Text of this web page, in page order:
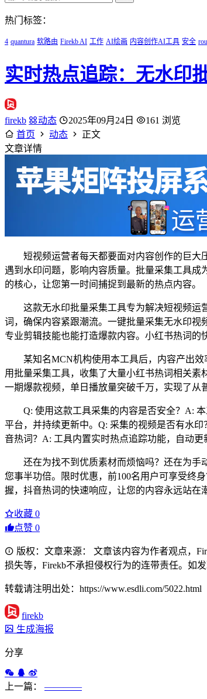
热门标签：
4 quantura 软路由 Firekb AI 工作 AI绘画 内容创作AI工具 安全
实时热点追踪：无水印
firekb 动态 2025年09月24日
161 浏览
首页
动态
正文
文章详情
短视频运营者每天都要面对内容创作的巨大
遇到水印问题，影响内容质量。批量采集工具
的核心，让您第一时间捕捉到最新的热点内容。
这款无水印批量采集工具专为解决短视频运
词，确保内容紧跟潮流。一键批量采集无水印
专业剪辑技能也能打造爆款内容。小红书热词的
某知名MCN机构使用本工具后，内容产出
用批量采集工具，收集了大量小红书热词相关
一期爆款视频，单日播放量突破千万，实现了从
Q: 使用这款工具采集的内容是否安全？A:
平台，并持续更新中。Q: 采集的视频是否有水
音热词？A: 工具内置实时热点追踪功能，自动更
还在为找不到优质素材而烦恼吗？还在为手
您事半功倍。限时优惠，前100名用户可享受终
握，抖音热词的快速响应，让您的内容永远站在
收藏 0
点赞 0
版权：文章来源： 文章该内容为作者观点，
损失等，Firekb不承担侵权行为的连带责任。如
转载请注明出处：https://www.esdli.com/5022.html
firekb
生成海报
分享
上一篇： ————